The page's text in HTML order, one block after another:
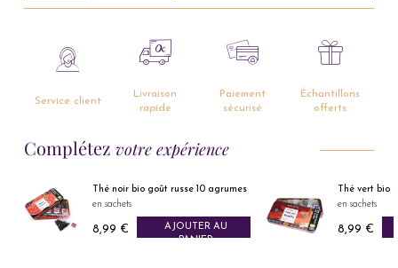
Service client
Livraison
rapide
Paiement
sécurisé
Échantillons
offerts
Complétez votre expérience
Thé noir bio goût russe 10 agrumes
en sachets
Prix
8,99 €
AJOUTER AU
PANIER
Thé vert bio
en sachets
Prix
8,99 €